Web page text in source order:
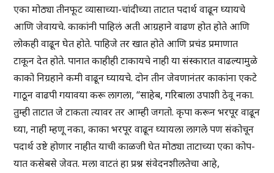
एका मोठ्या तीनफूट व्यासाच्या-चांदीच्या ताटात पदार्थ वाढून घ्यायचे
आणि जेवायचे. काकांनी पाहिलं अती आग्रहाने वाढण होत होते आणि
लोकही वाढून घेत होते. पाहिजे तर खात होते आणि प्रचंड प्रमाणात
टाकून देत होते. पानात काहीही टाकायचे नाही या संस्कारात वाढल्यामुळे
काको निग्रहाने कमी वाढून घ्यायचे. दोन तीन जेवणानंतर काकांना एकटे
गाठून वाढपी गयावया करू लागला, “साहेब, गरिबाला उपाशी ठेवू नका.
तुम्ही ताटात जे टाकता त्यावर तर आम्ही जगतो. कृपा करून भरपूर वाढून
घ्या, नाही म्हणू नका, काका भरपूर वाढून घ्यायला लागले पण संकोचून
पदार्थ उष्टे होणार नाहीत याची काळजी घेत मोठ्या ताटाच्या एका कोप-
यात कसेबसे जेवत. मला वाटतं हा प्रश्न संवेदनशीलतेचा आहे,